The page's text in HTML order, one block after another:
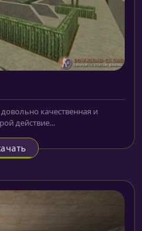
качественная и
действие...